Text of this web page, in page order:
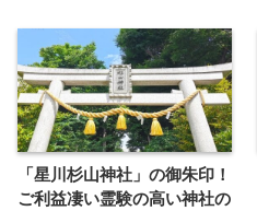
「星川杉山神社」の御朱印！
ご利益凄い霊験の高い神社の